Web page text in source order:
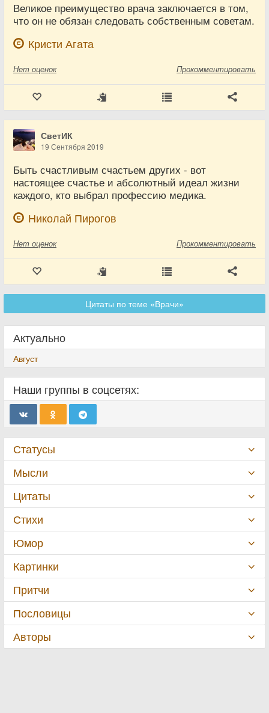
Великое преимущество врача заключается в том,
что он не обязан следовать собственным советам.
Кристи Агата
Нет оценок Прокомментировать
СветИК
19 Сентября 2019
Быть счастливым счастьем других - вот
настоящее счастье и абсолютный идеал жизни
каждого, кто выбрал профессию медика.
Николай Пирогов
Нет оценок Прокомментировать
Цитаты по теме «Врачи»
Актуально
Август
Наши группы в соцсетях:
Статусы
Мысли
Цитаты
Стихи
Юмор
Картинки
Притчи
Пословицы
Авторы